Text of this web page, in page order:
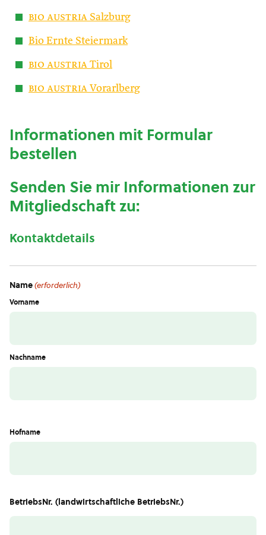
bio austria Salzburg
Bio Ernte Steiermark
bio austria Tirol
bio austria Vorarlberg
Informationen mit Formular
bestellen
Senden Sie mir Informationen zur
Mitgliedschaft zu:
Kontaktdetails
Name(erforderlich)
Vorname
Nachname
Hofname
BetriebsNr. (landwirtschaftliche BetriebsNr.)